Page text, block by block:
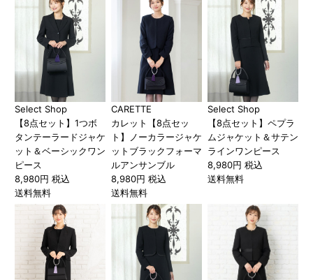
Select Shop
【8点セット】1つボ
タンテーラードジャケ
ット＆ベーシックワン
ピース
8,980円 税込
送料無料
CARETTE
カレット【8点セッ
ト】ノーカラージャケ
ットブラックフォーマ
ルアンサンブル
8,980円 税込
送料無料
Select Shop
【8点セット】ペプラ
ムジャケット＆サテン
ラインワンピース
8,980円 税込
送料無料